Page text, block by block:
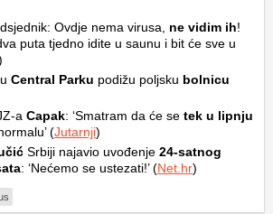
Ovdje nema virusa, ne vidim ih!
dva puta tjedno idite u saunu i bit će sve u
Central Parku podižu poljsku bolnicu
a Capak: ‘Smatram da će se tek u lipnju
(Jutarnji)
Srbiji najavio uvođenje 24-satnog
: ‘Nećemo se ustezati!’ (Net.hr)